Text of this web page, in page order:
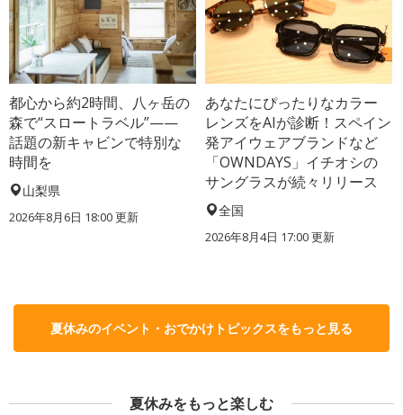
都心から約2時間、八ヶ岳の
森で“スロートラベル”——
話題の新キャビンで特別な
時間を
山梨県
2026年8月6日 18:00更新
あなたにぴったりなカラー
レンズをAIが診断！スペイン
発アイウェアブランドなど
「OWNDAYS」イチオシの
サングラスが続々リリース
全国
2026年8月4日 17:00更新
夏休みのイベント・おでかけトピックスをもっと見る
夏休みをもっと楽しむ